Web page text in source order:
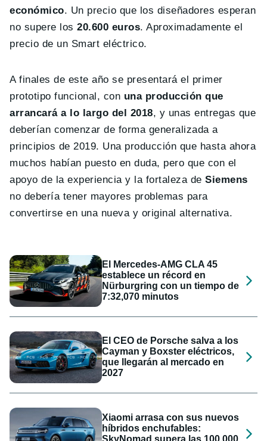
económico. Un precio que los diseñadores esperan
no supere los20.600 euros. Aproximadamente el
precio de un Smart eléctrico.
A finales de este año se presentará el primer
prototipo funcional, con una producción que
arrancará a lo largo del 2018, y unas entregas que
deberían comenzar de forma generalizada a
principios de 2019. Una producción que hasta ahora
muchos habían puesto en duda, pero que con el
apoyo de la experiencia y la fortaleza deSiemens
no debería tener mayores problemas para
convertirse en una nueva y original alternativa.
El Mercedes-AMG CLA 45
establece un récord en
Nürburgring con un tiempo de
7:32,070 minutos
El CEO de Porsche salva a los
Cayman y Boxster eléctricos,
que llegarán al mercado en
2027
Xiaomi arrasa con sus nuevos
híbridos enchufables:
SkyNomad supera las 100.000